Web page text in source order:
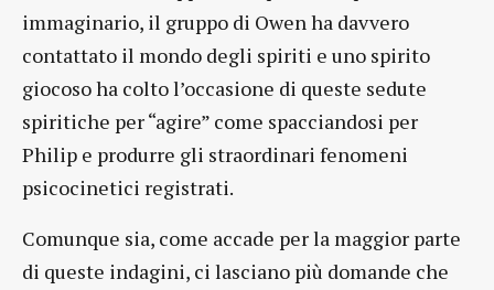
immaginario, il gruppo di Owen ha davvero
contattato il mondo degli spiriti e uno spirito
giocoso ha colto l’occasione di queste sedute
spiritiche per “agire” come spacciandosi per
Philip e produrre gli straordinari fenomeni
psicocinetici registrati.
Comunque sia, come accade per la maggior parte
di queste indagini, ci lasciano più domande che